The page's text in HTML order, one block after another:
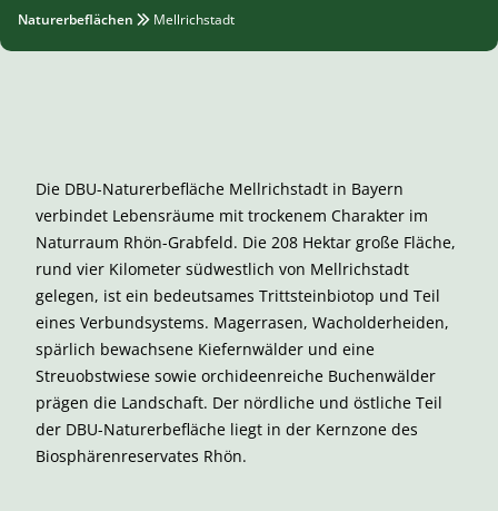
Naturerbeflächen Mellrichstadt
Die DBU-Naturerbefläche Mellrichstadt in Bayern
verbindet Lebensräume mit trockenem Charakter im
Naturraum Rhön-Grabfeld. Die 208 Hektar große Fläche,
rund vier Kilometer südwestlich von Mellrichstadt
gelegen, ist ein bedeutsames Trittsteinbiotop und Teil
eines Verbundsystems. Magerrasen, Wacholderheiden,
spärlich bewachsene Kiefernwälder und eine
Streuobstwiese sowie orchideenreiche Buchenwälder
prägen die Landschaft. Der nördliche und östliche Teil
der DBU-Naturerbefläche liegt in der Kernzone des
Biosphärenreservates Rhön.